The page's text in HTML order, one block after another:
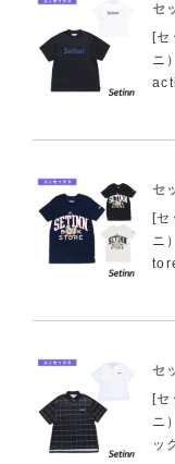
セ
[セ
ニ
セ
[セ
ニ
セ
[セ
ニ
ッ